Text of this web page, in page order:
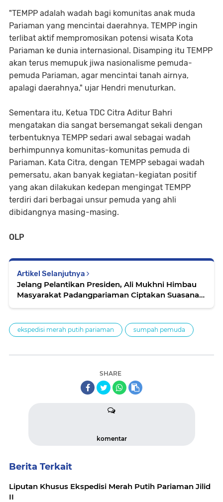
"TEMPP adalah wadah bagi komunitas anak muda
Pariaman yang mencintai daerahnya. TEMPP ingin
terlibat aktif mempromosikan potensi wisata Kota
Pariaman ke dunia internasional. Disamping itu TEMPP
akan terus memupuk jiwa nasionalisme pemuda-
pemuda Pariaman, agar mencintai tanah airnya,
apalagi daerahnya," ujar Hendri menuturkan.
Sementara itu, Ketua TDC Citra Aditur Bahri
mengatakan dia sangat bersemangat sekali dengan
terbentuknya TEMPP sedari awal sebagai wadah
berhimpunnya komunitas-komunitas pemuda di
Pariaman. Kata Citra, dengan TEMPP sebagai wadah
pemersatu, akan banyak kegiatan-kegiatan positif
yang akan dilakukan kedepan mengingat TEMPP
terdiri dari berbagai unsur pemuda yang ahli
dibidangnya masing-masing.
OLP
Artikel Selanjutnya
Jelang Pelantikan Presiden, Ali Mukhni Himbau
Masyarakat Padangpariaman Ciptakan Suasana
ekspedisi merah putih pariaman sumpah pemuda
SHARE
komentar
Berita Terkait
Liputan Khusus Ekspedisi Merah Putih Pariaman Jilid
II